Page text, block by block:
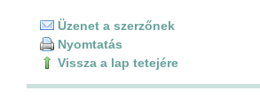
Üzenet a szerzőnek
Nyomtatás
Vissza a lap tetejére